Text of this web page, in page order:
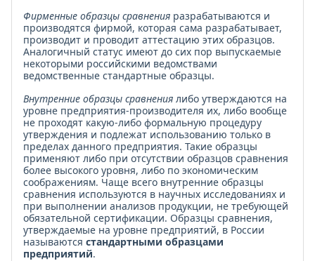
Фирменные образцы сравнения разрабатываются и
производятся фирмой, которая сама разрабатывает,
производит и проводит аттестацию этих образцов.
Аналогичный статус имеют до сих пор выпускаемые
некоторыми российскими ведомствами
ведомственные стандартные образцы.
Внутренние образцы сравнения либо утверждаются на
уровне предприятия-производителя их, либо вообще
не проходят какую-либо формальную процедуру
утверждения и подлежат использованию только в
пределах данного предприятия. Такие образцы
применяют либо при отсутствии образцов сравнения
более высокого уровня, либо по экономическим
соображениям. Чаще всего внутренние образцы
сравнения используются в научных исследованиях и
при выполнении анализов продукции, не требующей
обязательной сертификации. Образцы сравнения,
утверждаемые на уровне предприятий, в России
называются стандартными образцами
предприятий.